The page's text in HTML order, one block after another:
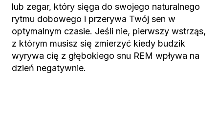
lub zegar, który sięga do swojego naturalnego
rytmu dobowego i przerywa Twój sen w
optymalnym czasie. Jeśli nie, pierwszy wstrząs,
z którym musisz się zmierzyć kiedy budzik
wyrywa cię z głębokiego snu REM wpływa na
dzień negatywnie.